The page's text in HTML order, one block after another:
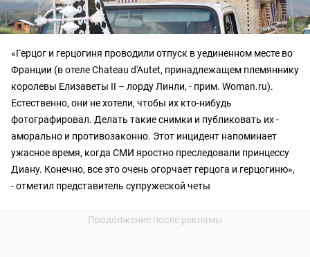
«Герцог и герцогиня проводили отпуск в уединенном месте во
Франции (в отеле Chateau d'Autet, принадлежащем племяннику
королевы Елизаветы II – лорду Линли, - прим. Woman.ru).
Естественно, они не хотели, чтобы их кто-нибудь
фотографировал. Делать такие снимки и публиковать их -
аморально и противозаконно. Этот инцидент напоминает
ужасное время, когда СМИ яростно преследовали принцессу
Диану. Конечно, все это очень огорчает герцога и герцогиню»,
- отметил представитель супружеской четы